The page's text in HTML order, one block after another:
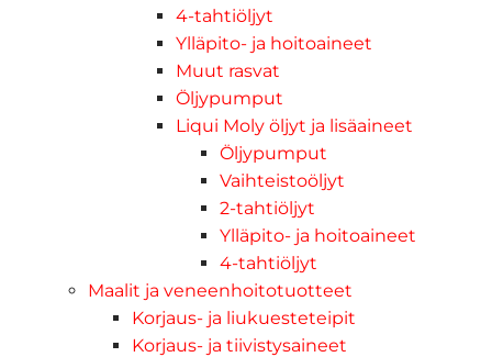
4-tahtiöljyt
Ylläpito- ja hoitoaineet
Muut rasvat
Öljypumput
Liqui Moly öljyt ja lisäaineet
Öljypumput
Vaihteistoöljyt
2-tahtiöljyt
Ylläpito- ja hoitoaineet
4-tahtiöljyt
Maalit ja veneenhoitotuotteet
Korjaus- ja liukuesteteipit
Korjaus- ja tiivistysaineet